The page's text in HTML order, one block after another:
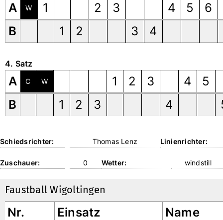
A W 1 2 3 4 5
6
B
1 2 3 4
4. Satz
A C W 1 2 3 4
5
B
1 2 3 4
Schiedsrichter: Thomas Lenz Linienrichter:
Zuschauer: 0 Wetter: windstill
Faustball Wigoltingen
Nr. Einsatz
Name